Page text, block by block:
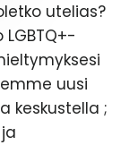
utelias?
uusi
keskustella ;